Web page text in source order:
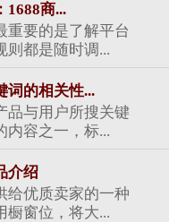
1688商...
重要的是了解平台
则都是随时调...
词的相关性...
品与用户所搜关键
内容之一，标...
介绍
给优质卖家的一种
橱窗位，将大...